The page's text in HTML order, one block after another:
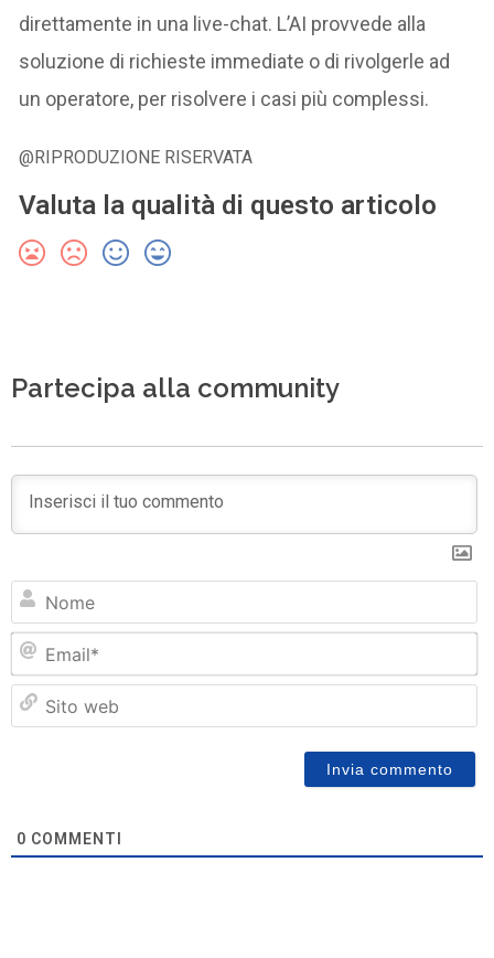
direttamente in una live-chat. L’AI provvede alla
soluzione di richieste immediate o di rivolgerle ad
un operatore, per risolvere i casi più complessi.
@RIPRODUZIONE RISERVATA
Valuta la qualità di questo articolo
Partecipa alla community
0 COMMENTI